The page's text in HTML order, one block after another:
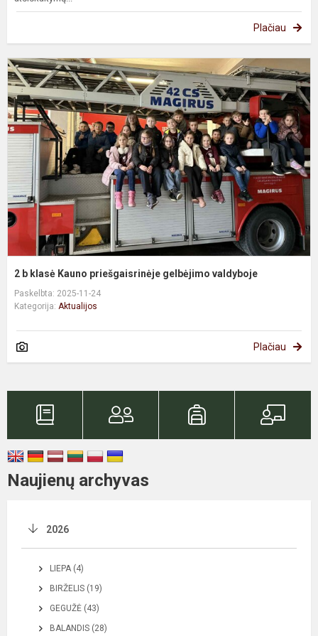
Plačiau
2 b klasė Kauno priešgaisrinėje gelbėjimo valdyboje
Paskelbta: 2025-11-24
Kategorija: Aktualijos
Plačiau
Naujienų archyvas
2026
LIEPA (4)
BIRŽELIS (19)
GEGUŽĖ (43)
BALANDIS (28)